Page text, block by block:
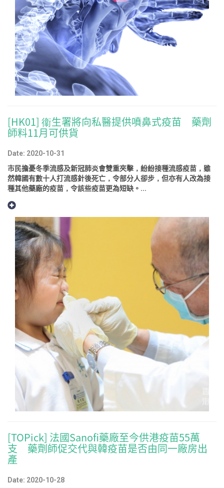
[HK01] 衞生署將向私醫提供噴鼻式疫苗 藥劑
師料11月可供貨
Date: 2020-10-31
市民擔憂冬季流感及新冠肺炎會雙重夾擊，紛紛接種流感疫苗，雖
然韓國有數十人打流感針後死亡，令部分人卻步，但亦有人改為接
種其他藥廠的疫苗，令該些疫苗更為短缺。...
[TOPick] 法國Sanofi藥廠至今供港疫苗55萬
支 藥劑師促交代與韓疫苗是否由同一廠房出
產
Date: 2020-10-28